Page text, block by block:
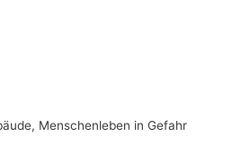
Menschenleben in Gefahr